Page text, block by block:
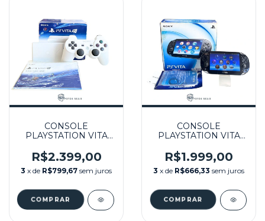
CONSOLE
PLAYSTATION VITA
DESBLOQUEADO (10
JOGOS) NA CAIXA
SEMINOVO - PS VITA
R$2.399,00
3 x de R$799,67 sem juros
CONSOLE
PLAYSTATION VITA
DESBLOQUEADO (2)
SEMINOVO - PS VITA
R$1.999,00
3 x de R$666,33 sem juros